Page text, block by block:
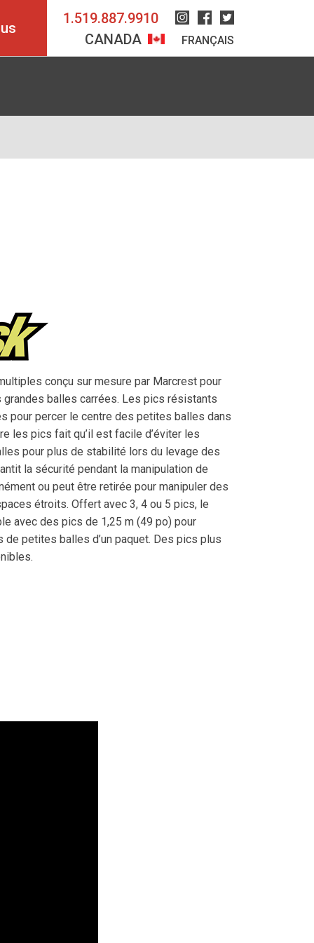
1.519.887.9910 Instagram
Facebook
Twitter
CANADA FRANÇAIS
conçu sur mesure par Marcrest pour
balles carrées. Les pics résistants
pour percer le centre des petites balles dans
les pics fait qu’il est facile d’éviter les
pour plus de stabilité lors du levage des
la sécurité pendant la manipulation de
ou peut être retirée pour manipuler des
étroits. Offert avec 3, 4 ou 5 pics, le
avec des pics de 1,25 m (49 po) pour
petites balles d’un paquet. Des pics plus